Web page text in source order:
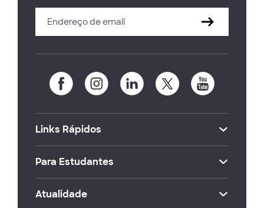
Links Rápidos
Para Estudantes
Atualidade